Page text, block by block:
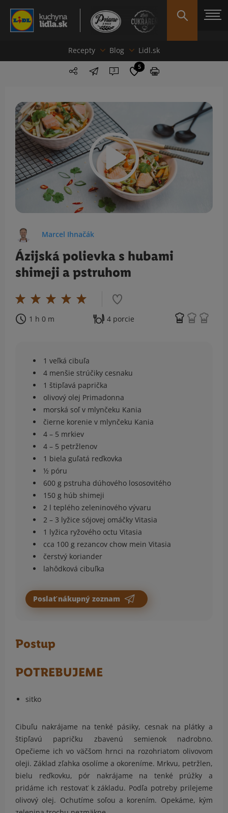
Recepty Blog Lidl.sk
3 5
Marcel Ihnačák
Ázĳská polievka s hubami
shimeji a pstruhom
1 h 0 m 4 porcie
1 veľká cibuľa
4 menšie strúčiky cesnaku
1 štipľavá paprička
olivový olej Primadonna
morská soľ v mlynčeku Kania
čierne korenie v mlynčeku Kania
4 – 5 mrkiev
4 – 5 petržlenov
1 biela guľatá reďkovka
½ póru
600 g pstruha dúhového lososovitého
150 g húb shimeji
2 l teplého zeleninového vývaru
2 – 3 lyžice sójovej omáčky Vitasia
1 lyžica ryžového octu Vitasia
cca 100 g rezancov chow mein Vitasia
čerstvý koriander
lahôdková cibuľka
Poslať nákupný zoznam
Postup
POTREBUJEME
sitko
Cibuľu nakrájame na tenké pásiky, cesnak na plátky a
štipľavú papričku zbavenú semienok nadrobno.
Opečieme ich vo väčšom hrnci na rozohriatom olivovom
oleji. Základ zľahka osolíme a okoreníme. Mrkvu, petržlen,
bielu reďkovku, pór nakrájame na tenké prúžky a
pridáme ich restovať k základu. Podľa potreby prilejeme
olivový olej. Ochutíme soľou a korením. Opekáme, kým